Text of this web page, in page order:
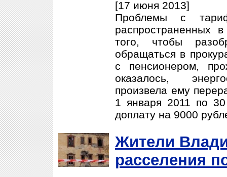
[17 июня 2013]
Проблемы с
того, чтобы
обращаться в
с пенсионером,
оказалось,
произвела ему
1 января 2011 по
доплату на 9000
Жители
расселения